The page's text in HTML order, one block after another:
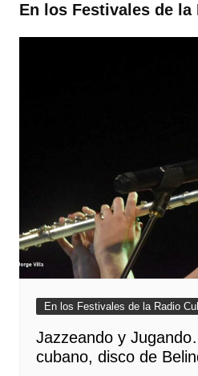
En los Festivales de la
En los Festivales de la Radio
Jazzeando y
cubano, disco de